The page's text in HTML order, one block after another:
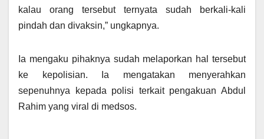
kalau orang tersebut ternyata sudah berkali-kali
pindah dan divaksin,” ungkapnya.
Ia mengaku pihaknya sudah melaporkan hal tersebut
ke kepolisian. Ia mengatakan menyerahkan
sepenuhnya kepada polisi terkait pengakuan Abdul
Rahim yang viral di medsos.